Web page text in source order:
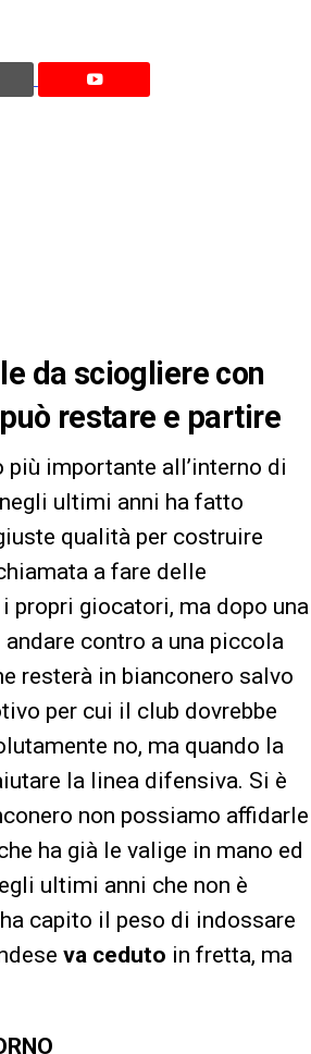
da sciogliere con
restare e partire
importante all’interno di
ultimi anni ha fatto
qualità per costruire
a fare delle
propri giocatori, ma dopo una
contro a una piccola
resterà in bianconero salvo
per cui il club dovrebbe
no, ma quando la
la linea difensiva. Si è
non possiamo affidarle
ha già le valige in mano ed
ultimi anni che non è
capito il peso di indossare
va ceduto in fretta, ma